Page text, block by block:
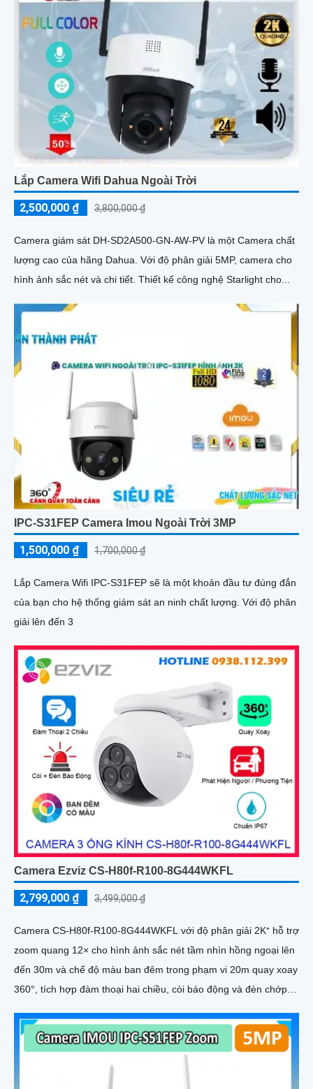
Lắp Camera Wifi Dahua Ngoài Trời
2,500,000 ₫ 3,800,000 ₫
Camera giám sát DH-SD2A500-GN-AW-PV là một Camera chất
lượng cao của hãng Dahua. Với độ phân giải 5MP, camera cho
hình ảnh sắc nét và chi tiết. Thiết kế công nghệ Starlight cho...
IPC-S31FEP Camera Imou Ngoài Trời 3MP
1,500,000 ₫ 1,700,000 ₫
Lắp Camera Wifi IPC-S31FEP sẽ là một khoản đầu tư đúng đắn
của bạn cho hệ thống giám sát an ninh chất lượng. Với độ phân
giải lên đến 3
Camera Ezviz CS-H80f-R100-8G444WKFL
2,799,000 ₫ 3,499,000 ₫
Camera CS-H80f-R100-8G444WKFL với độ phân giải 2K⁺ hỗ trợ
zoom quang 12× cho hình ảnh sắc nét tầm nhìn hồng ngoại lên
đến 30m và chế độ màu ban đêm trong phạm vi 20m quay xoay
360°, tích hợp đàm thoại hai chiều, còi báo động và đèn chớp,
năng chống bụi, nước, đảm bảo hoạt động ổn định trong mọi
điều kiện thời tiết